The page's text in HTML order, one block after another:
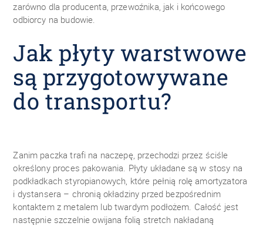
zarówno dla producenta, przewoźnika, jak i końcowego
odbiorcy na budowie.
Jak płyty warstwowe
są przygotowywane
do transportu?
Zanim paczka trafi na naczepę, przechodzi przez ściśle
określony proces pakowania. Płyty układane są w stosy na
podkładkach styropianowych, które pełnią rolę amortyzatora
i dystansera – chronią okładziny przed bezpośrednim
kontaktem z metalem lub twardym podłożem. Całość jest
następnie szczelnie owijana folią stretch nakładaną